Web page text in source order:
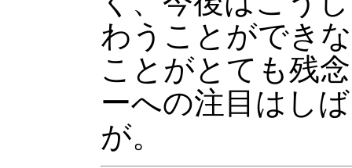
わうことができ
ことがとても残
ーへの注目はし
が。